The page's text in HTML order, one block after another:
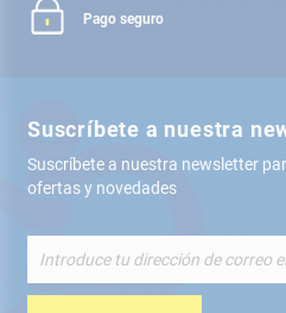
Pago seguro
Suscríbete a nuestra
Suscríbete a nuestra newsletter
ofertas y novedades
nuestro